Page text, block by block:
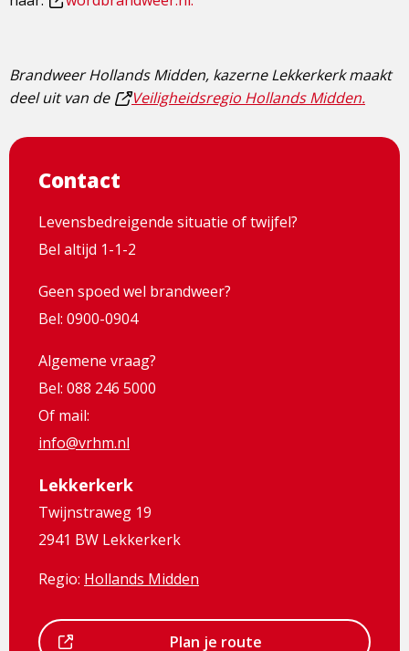
een
externe
Brandweer Hollands Midden, kazerne Lekkerkerk maakt
deel uit van de
is
externe
Veiligheidsregio Hollands Midden.
Contact
Levensbedreigende situatie of twijfel?
Bel altijd 1-1-2
Geen spoed wel brandweer?
Bel: 0900-0904
Algemene vraag?
Bel: 088 246 5000
Of mail:
info@vrhm.nl
Lekkerkerk
Twijnstraweg 19
2941 BW Lekkerkerk
Regio: Hollands Midden
Plan je route